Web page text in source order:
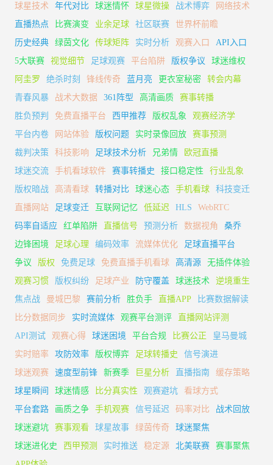
球星技术
年代对比 球迷情怀 球星微操 战术博弈
网络技术
直播热点
比赛演变 业余足球 社区联赛
世界杯前瞻
历史经典
绿茵文化 传球矩阵 实时分析 观赛入口
API入口
5大联赛
视觉细节 足球观赛 平台陷阱 版权争议
球迷维权
阿圭罗
绝杀时刻 锋线传奇 蓝月亮 更衣室秘密
转会内幕
青春风暴
战术大数据 361阵型 高清画质
赛事转播
胜负预判
免费直播平台 西甲推荐 版权乱象
观赛经济学
平台内卷
网站体验 版权问题 实时录像回放
赛事预测
裁判决策
科技影响 足球技术分析 兄弟情
欧冠直播
球迷交流
手机看球软件 赛事转播史 接口稳定性
行业乱象
版权暗战
高清看球 转播对比 球迷心态 手机看球
科技变迁
直播网站
足球变迁 互联网记忆 低延迟 HLS
WebRTC
码率自适应
红单陷阱 直播信号 预测分析 数据视角
桑乔
边锋困境
足球心理 编码效率 流媒体优化
足球直播平台
争议
版权 免费足球 免费直播手机看球 高清源
无插件体验
观赛习惯
版权纠纷 足球产业 防守覆盖 球迷技术
逆境重生
焦点战
曼城巴黎 赛前分析 胜负手 直播APP
比赛数据解读
比分数据同步
实时流媒体 观赛平台测评
直播网站评测
API测试
观赛心得 球迷困境 平台合规 比赛公正
皇马曼城
实时赔率
攻防效率 版权博弈 足球转播史
信号演进
球迷观赛
速度型前锋 新赛季 巨星分析 直播指南
缓存策略
球星瞬间
球迷情感 比分真实性 观赛避坑
看球方式
平台套路
画质之争 手机观赛 信号延迟 码率对比
战术回放
球迷避坑
赛事观看 球星故事 绿茵传奇
球迷聚焦
球迷进化史
西甲预测 实时推送 稳定源 北美联赛
赛事聚焦